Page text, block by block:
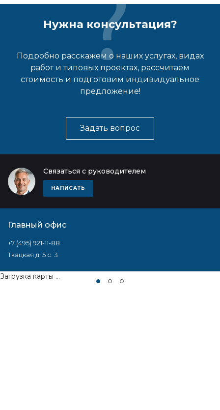
Нужна консультация?
Подробно расскажем о наших услугах, видах
работ и типовых проектах, рассчитаем
стоимость и подготовим индивидуальное
предложение!
Задать вопрос
Связаться с руководителем
НАПИСАТЬ
Главный офис
+7 (495) 921-11-88
Ткацкая д. 5 с. 3
Загрузка карты ...